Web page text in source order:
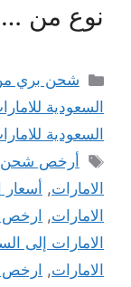
نوع من …
التصنيفات
شحن بري من
السعودية
السعودية
الوسوم
أرخص شحن
الامارات,
الامارات, ارخص
الامارات إلى
الامارات, ارخص